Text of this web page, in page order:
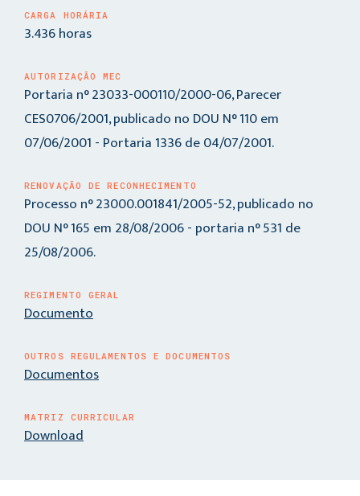
CARGA HORÁRIA
3.436 horas
AUTORIZAÇÃO MEC
Portaria n° 23033-000110/2000-06, Parecer
CES0706/2001, publicado no DOU N° 110 em
07/06/2001 - Portaria 1336 de 04/07/2001.
RENOVAÇÃO DE RECONHECIMENTO
Processo n° 23000.001841/2005-52, publicado no
DOU N° 165 em 28/08/2006 - portaria n° 531 de
25/08/2006.
REGIMENTO GERAL
Documento
OUTROS REGULAMENTOS E DOCUMENTOS
Documentos
MATRIZ CURRICULAR
Download